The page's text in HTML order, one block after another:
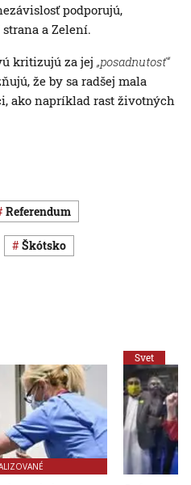
podporujú,
a Zelení.
kritizujú za jej „posadnutosť“
že by sa radšej mala
ako napríklad rast životných
referendum
Škótsko
Svet